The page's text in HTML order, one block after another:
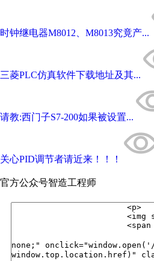
时钟继电器M8012、M8013究竟产...
三菱PLC仿真软件下载地址及其...
请教:西门子S7-200如果被设置...
关心PID调节者请近来！！！
官方公众号智造工程师